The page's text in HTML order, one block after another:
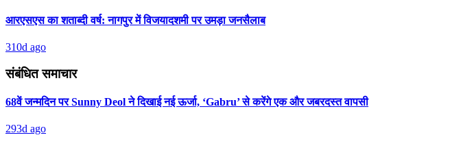
आरएसएस का शताब्दी वर्ष: नागपुर में विजयादशमी पर उमड़ा जनसैलाब
310d ago
संबंधित समाचार
68वें जन्मदिन पर Sunny Deol ने दिखाई नई ऊर्जा, ‘Gabru’ से करेंगे एक और जबरदस्त वापसी
293d ago